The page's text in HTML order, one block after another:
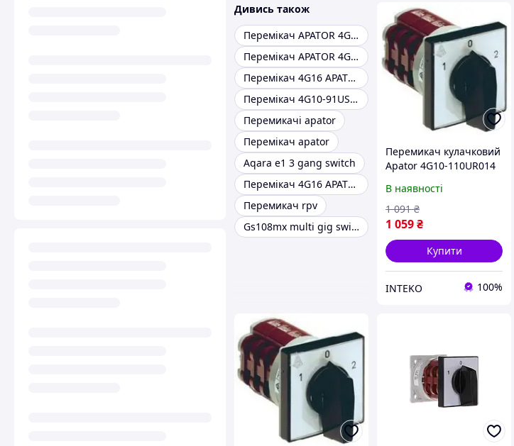
Дивись також
Перемікач APATOR 4G25-96 UR114
Перемікач APATOR 4G10-54 US1R014
Перемікач 4G16 APATOR
Перемікач 4G10-91US1 Apator
Перемикачі apator
Перемікач apator
Aqara e1 3 gang switch
Перемікач 4G16 APATOR 16а
Перемикач rpv
Gs108mx multi gig switch
Перемикач кулачковий
Apator 4G10-110UR014
В наявності
1 059₴
1 091 ₴
Купити
INTEKO 100%